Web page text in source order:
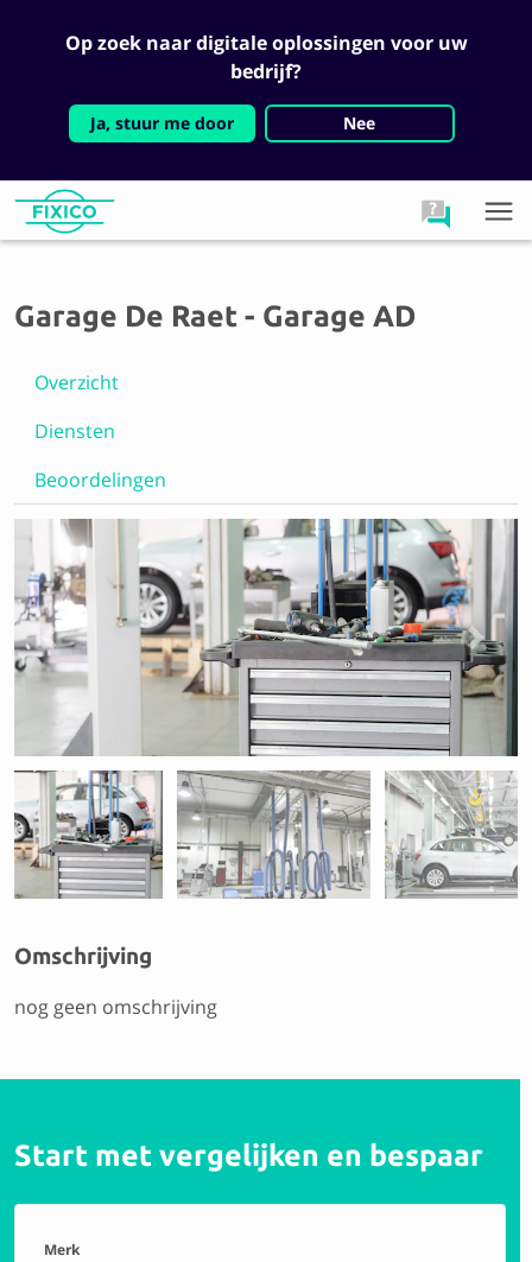
Op zoek naar digitale oplossingen voor uw
bedrijf?
Ja, stuur me door Nee
Garage De Raet - Garage AD
Overzicht
Diensten
Beoordelingen
Previous Next
Omschrijving
nog geen omschrijving
Start met vergelijken en bespaar
Merk